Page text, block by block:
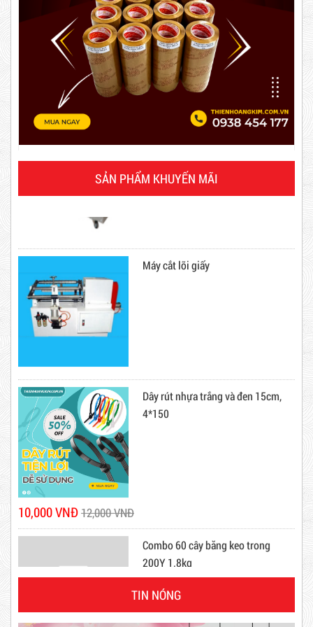
Combo 20 Cây Băng Keo Đục 60mm 200Y 2kg
Mã sản phẩm: BKD60mmx2kg
Hot
Mã sản phẩm: DRN20cm
SẢN PHẨM KHUYẾN MÃI
5,000 VNĐ 5,200 VNĐ
Máy rút màng co
10,000 VNĐ12,000 VNĐ
63,000 VNĐ65,000 VNĐ
TIN NÓNG